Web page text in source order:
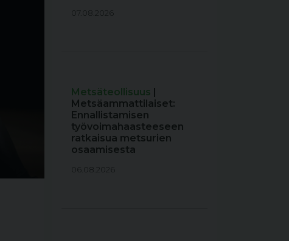
07.08.2026
Metsäteollisuus |
Metsäammattilaiset:
Ennallistamisen
työvoimahaasteeseen
ratkaisua metsurien
osaamisesta
06.08.2026